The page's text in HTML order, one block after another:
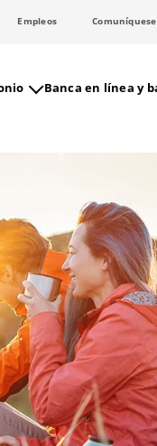
Empleos
Banca en línea y